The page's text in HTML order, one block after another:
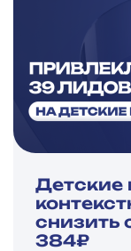
Детские
снизить
384₽